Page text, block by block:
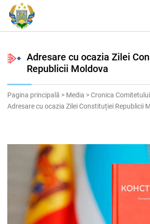
Adresare cu ocazia Zilei
Republicii Moldova
Pagina principală > Media >Cronica
Adresare cu ocazia Zilei Constituției Republicii